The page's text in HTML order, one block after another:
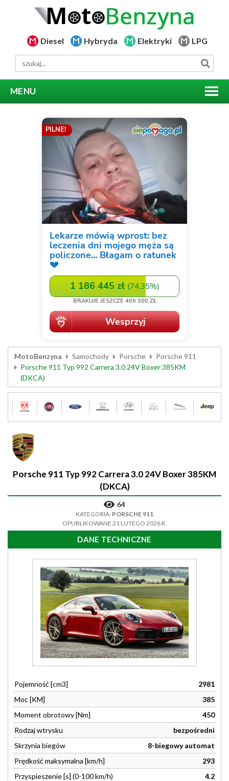
Diesel Hybryda Elektryki LPG
MENU
MotoBenzyna Samochody Porsche
Porsche 911
Porsche 911 Typ 992 Carrera 3.0 24V Boxer 385KM
(DKCA)
Porsche 911 Typ 992 Carrera 3.0 24V Boxer 385KM
(DKCA)
64
KATEGORIA: PORSCHE 911
OPUBLIKOWANE 21 LUTEGO 2026 R.
DANE TECHNICZNE
Pojemność [cm3]
2981
Moc [KM]
385
Moment obrotowy [Nm]
450
Rodzaj wtrysku
bezpośredni
Skrzynia biegów
8-biegowy automat
Prędkość maksymalna [km/h]
293
Przyspieszenie [s] (0-100 km/h)
4.2